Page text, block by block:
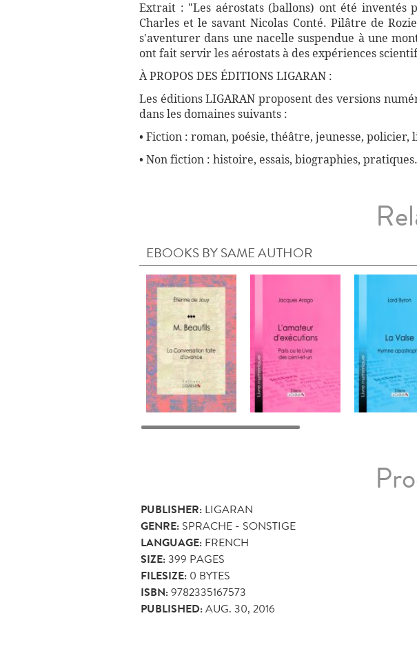
Extrait : "Les aérostats (ballons) ont été
Charles et le savant Nicolas Conté. Pilâtre de
s'aventurer dans une nacelle suspendue à une
ont fait servir les aérostats à des expériences
À PROPOS DES ÉDITIONS LIGARAN :
Les éditions LIGARAN proposent des versions
dans les domaines suivants :
• Fiction : roman, poésie, théâtre, jeunesse, policier,
• Non fiction : histoire, essais, biographies, pratiques.
EBOOKS BY SAME AUTHOR
PUBLISHER: LIGARAN
GENRE: SPRACHE - SONSTIGE
LANGUAGE: FRENCH
SIZE:399 PAGES
FILESIZE: 0 BYTES
ISBN:9782335167573
PUBLISHED:AUG. 30, 2016